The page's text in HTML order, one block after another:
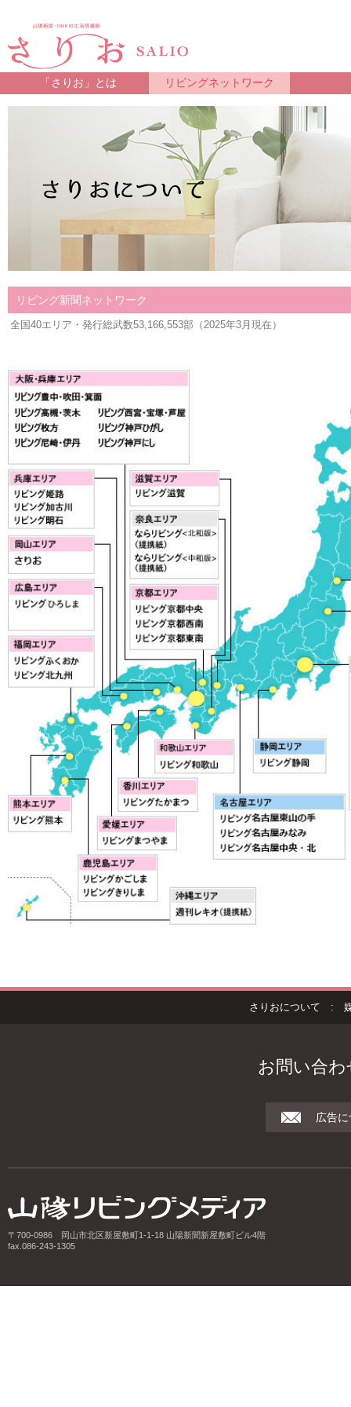
「さりお」とは リビングネットワーク
リビング新聞ネットワーク
全国40エリア・発行総武数53,166,553部（2025年3月現在）
さりおについて :
お問い合わ
広告
〒700-0986 岡山市北区新屋敷町1-1-18 山陽新聞新屋敷町ビル4階
fax.086-243-1305